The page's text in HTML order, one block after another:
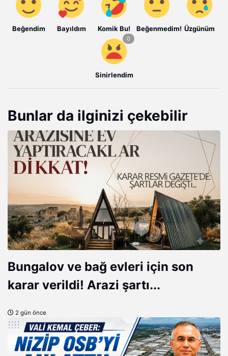
Beğendim Bayıldım Komik Bu! Beğenmedim! Üzgünüm
Sinirlendim
Bunlar da ilginizi çekebilir
Bungalov ve bağ evleri için son
karar verildi! Arazi şartı...
2 gün önce